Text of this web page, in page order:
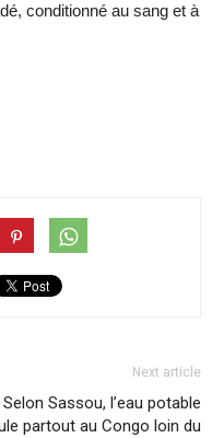
conditionné au sang et à
Next article
Selon Sassou, l’eau potable
partout au Congo loin du